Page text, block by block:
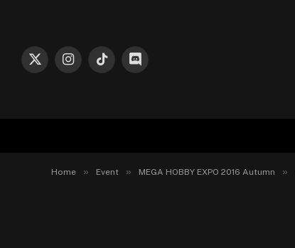
X
InstagramTikTokDiscord
Home » Event » MEGA HOBBY EXPO 2016 Autumn »